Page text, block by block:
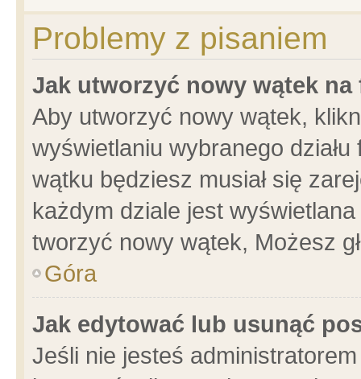
Problemy z pisaniem
Jak utworzyć nowy wątek na
Aby utworzyć nowy wątek,
wyświetlaniu wybranego
wątku będziesz musiał się
każdym dziale jest
tworzyć nowy wątek, Możesz
Góra
Jak edytować lub usunąć
Jeśli nie jesteś